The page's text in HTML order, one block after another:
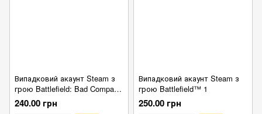
Випадковий акаунт Steam з
грою Battlefield: Bad Company
2
240.00 грн
Випадковий акаунт Steam з
грою Battlefield™ 1
250.00 грн